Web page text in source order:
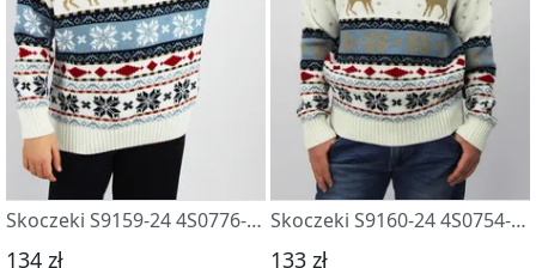
Skoczeki S9159-24 4S0776-D43 snezhok
134 zł
Skoczeki S9160-24 4S0754-D43 snezhok
133 zł